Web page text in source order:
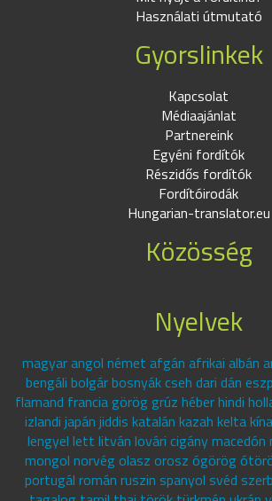
Használati útmutató
Gyorslinkek
Kapcsolat
Médiaajánlat
Partnereink
Egyéni fordítók
Részidős fordítók
Fordítóirodák
Hungarian-translator.eu
Közösség
Nyelvek
magyar angol német afgán afrikai albán
bengáli bolgár bosnyák cseh dari dán
flamand francia görög grúz héber hindi
izlandi japán jiddis katalán kazah kelta
lengyel lett litván lovári cigány macedón
mongol norvég olasz orosz ógörög
portugál román ruszin spanyol svéd